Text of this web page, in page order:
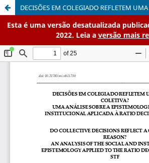
DECISÕES EM COLEGIADO REFLETEM
Esta é uma versão desatualizada
2022. Leia a versão mais